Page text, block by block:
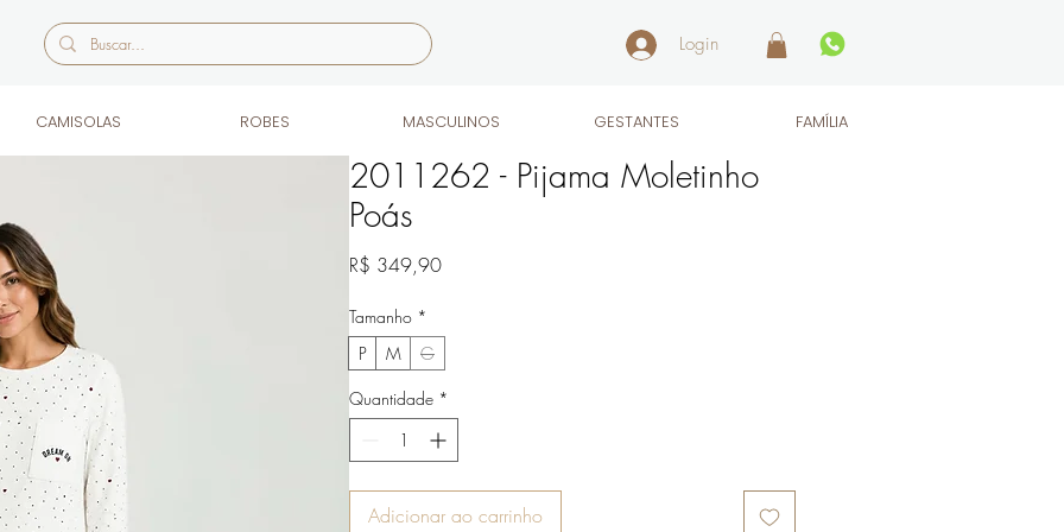
Login
CAMISOLAS ROBES MASCULINOS GESTANTES FAMÍLIA
2011262 - Pijama Moletinho
Poás
R$ 349,90Preço
Tamanho *
P
M
G
Quantidade *
Adicionar ao carrinho